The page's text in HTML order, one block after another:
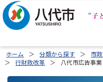
ホーム 分類から探す 市政
行財政改革
八代市広告事業